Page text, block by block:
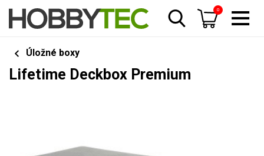
0
Úložné boxy
Lifetime Deckbox Premium